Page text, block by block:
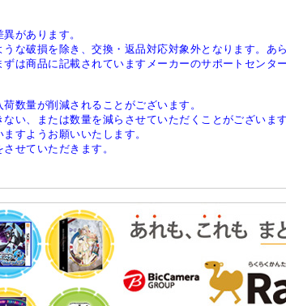
があります。
な破損を除き、交換・返品対応対象外となります。あ
は商品に記載されていますメーカーのサポートセン
数量が削減されることがございます。
い、または数量を減らさせていただくことがございます
すようお願いいたします。
せていただきます。